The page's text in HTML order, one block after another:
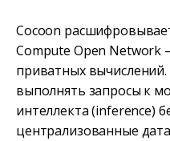
Cocoon
Compute Open Network
приватных
выполнять запросы к
интеллекта (inference)
централизованные